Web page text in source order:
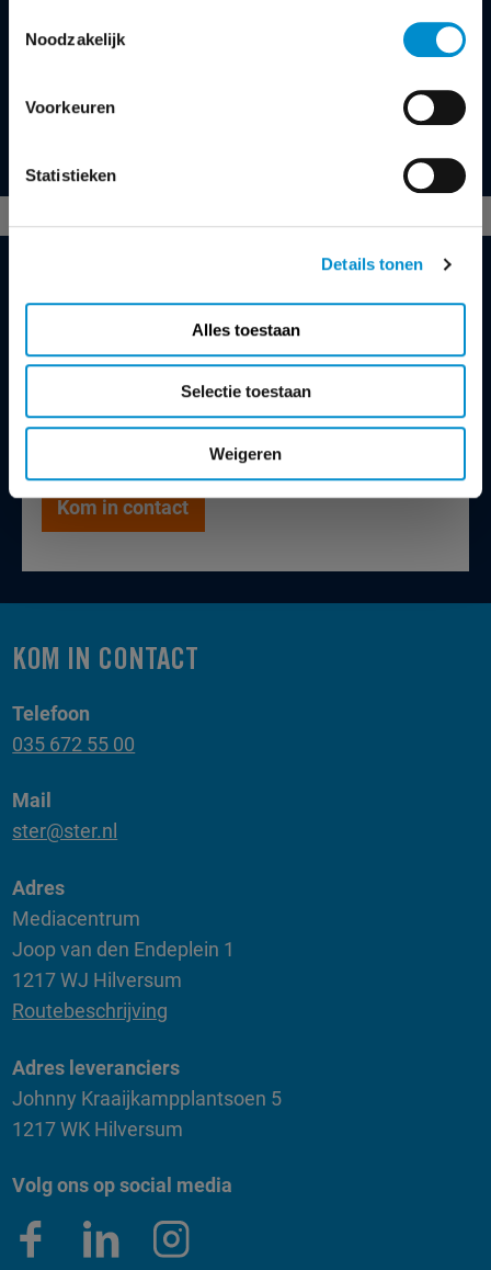
Noodzakelijk
Voorkeuren
Statistieken
Details tonen
Alles toestaan
Selectie toestaan
Weigeren
JORT VERWER
accountmanager
Kom in contact
KOM IN CONTACT
Telefoon
035 672 55 00
Mail
ster@ster.nl
Adres
Mediacentrum
Joop van den Endeplein 1
1217 WJ Hilversum
Routebeschrijving
Adres leveranciers
Johnny Kraaijkampplantsoen 5
1217 WK Hilversum
Volg ons op social media